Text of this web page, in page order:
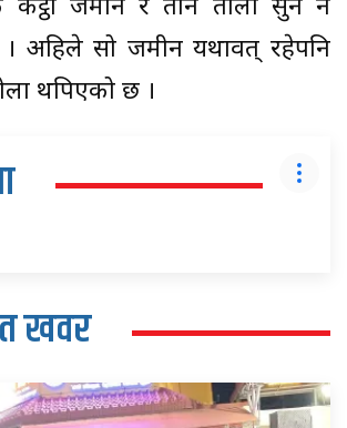
कट्ठा जमीन र तीन तोला सुन नै
अहिले सो जमीन यथावत् रहेपनि
थपिएको छ ।
खवर